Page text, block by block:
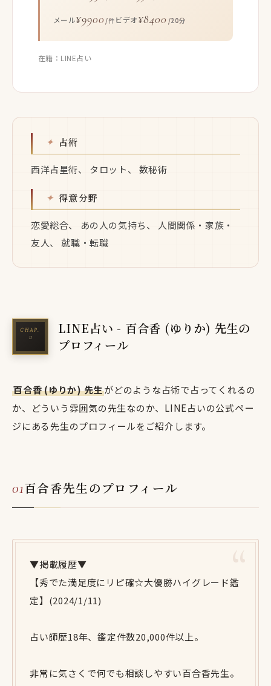
メール¥9900 /件 ビデオ¥8400 /20分
在籍：LINE占い
占術
西洋占星術、 タロット、 数秘術
得意分野
恋愛総合、 あの人の気持ち、 人間関係・家族・
友人、 就職・転職
LINE占い - 百合香 (ゆりか) 先生の
プロフィール
百合香 (ゆりか) 先生がどのような占術で占ってくれるの
か、どういう雰囲気の先生なのか、LINE占いの公式ペー
ジにある先生のプロフィールをご紹介します。
百合香先生のプロフィール
▼掲載履歴▼
【秀でた満足度にリピ確☆大優勝ハイグレード鑑
定】(2024/1/11)
占い師歴18年、鑑定件数20,000件以上。
非常に気さくで何でも相談しやすい百合香先生。